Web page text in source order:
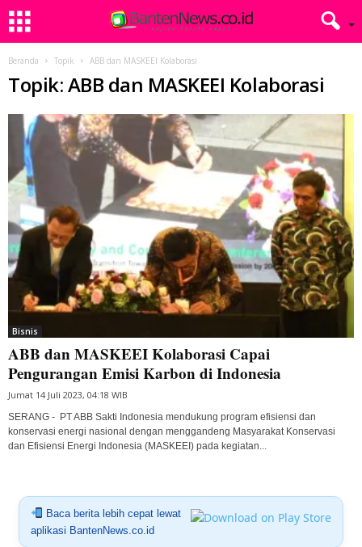
Beranda Topik ABB dan MASKEEI Kolaborasi
Topik: ABB dan MASKEEI Kolaborasi
Bisnis
ABB dan MASKEEI Kolaborasi Capai
Pengurangan Emisi Karbon di Indonesia
Jumat 14 Juli 2023, 04:18 WIB
SERANG - PT ABB Sakti Indonesia mendukung program efisiensi dan
konservasi energi nasional dengan menggandeng Masyarakat Konservasi
dan Efisiensi Energi Indonesia (MASKEEI) pada kegiatan...
Baca berita lebih cepat lewat
aplikasi BantenNews.co.id